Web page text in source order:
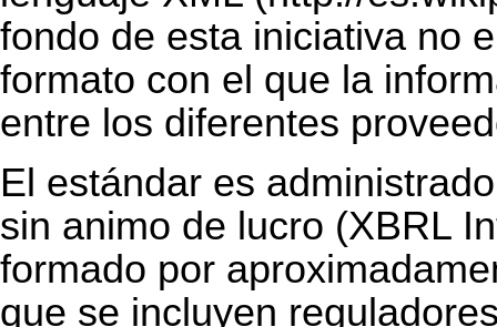
fondo de esta iniciativa no
formato con el que la
entre los diferentes
El estándar es
sin animo de lucro (XBRL
formado por
que se incluyen